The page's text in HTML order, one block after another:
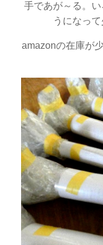
手であが～る。
うになっ
amazonの在庫が